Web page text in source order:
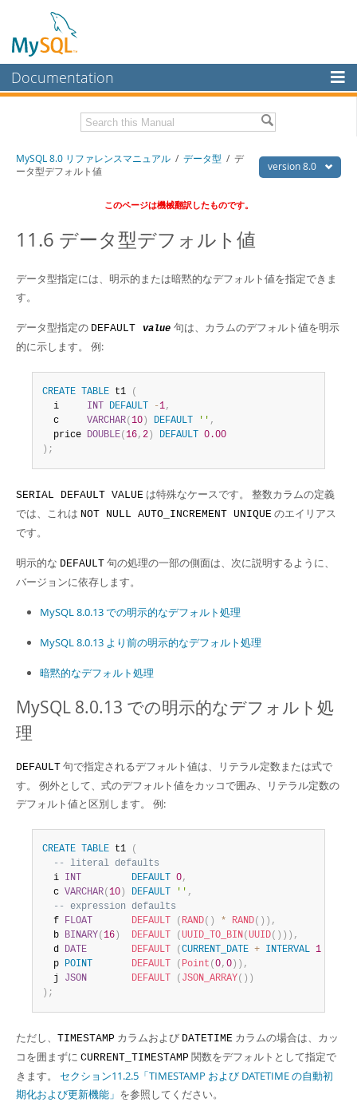
Documentation
MySQL Enterprise
Workbench
Connectors
More
MySQL.com
Downloads
Download this Manual version 8.0
MySQL 8.0 リファレンスマニュアル / データ型 / デ
ータ型デフォルト値
このページは機械翻訳したものです。
11.6 データ型デフォルト値
データ型指定には、明示的または暗黙的なデフォルト値を指定できま
す。
データ型指定の DEFAULT value 句は、カラムのデフォルト値を明示
的に示します。 例:
CREATE TABLE t1
(
  i
INT DEFAULT -1,
  c
VARCHAR( 10 ) DEFAULT '' ,
  price
DOUBLE( 16, 2 ) DEFAULT
0.00
) ;
SERIAL DEFAULT VALUE は特殊なケースです。 整数カラムの定義
では、これは NOT NULL AUTO_INCREMENT UNIQUE のエイリアス
です。
明示的な DEFAULT 句の処理の一部の側面は、次に説明するように、
バージョンに依存します。
MySQL 8.0.13 での明示的なデフォルト処理
MySQL 8.0.13 より前の明示的なデフォルト処理
暗黙的なデフォルト処理
MySQL 8.0.13 での明示的なデフォルト処
理
DEFAULT 句で指定されるデフォルト値は、リテラル定数または式で
す。 例外として、式のデフォルト値をカッコで囲み、リテラル定数の
デフォルト値と区別します。 例:
CREATE TABLE t1
(
-- literal defaults
  i
INT DEFAULT 0,
  c
VARCHAR( 10 ) DEFAULT '' ,
-- expression defaults
  f
FLOAT DEFAULT ( RAND( ) * RAND( ) ) ,
  b
BINARY( 16 ) DEFAULT ( UUID_TO_BIN( UUID( ) ) ) ,
  d
DATE DEFAULT ( CURRENT_DATE + INTERVAL 1
  p
POINT DEFAULT ( Point ( 0, 0 ) ) ,
  j
JSON DEFAULT ( JSON_ARRAY( ) )
) ;
ただし、 TIMESTAMP カラムおよび DATETIME カラムの場合は、カッ
コを囲まずに CURRENT_TIMESTAMP 関数をデフォルトとして指定で
きます。 セクション11.2.5「TIMESTAMP および DATETIME の自動初
期化および更新機能」 を参照してください。